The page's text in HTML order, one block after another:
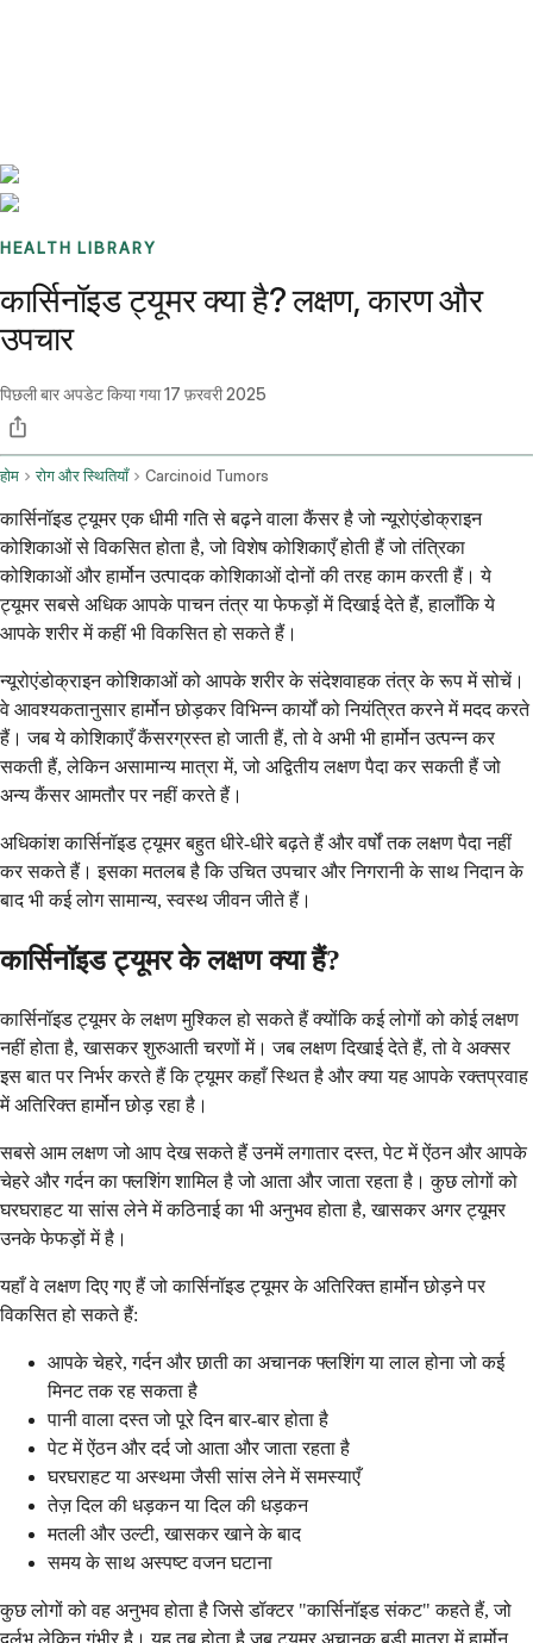
HEALTH LIBRARY
कार्सिनॉइड ट्यूमर क्या है? लक्षण, कारण और
उपचार
पिछली बार अपडेट किया गया17 फ़रवरी 2025
होम रोग और स्थितियाँ Carcinoid Tumors
कार्सिनॉइड ट्यूमर एक धीमी गति से बढ़ने वाला कैंसर है जो न्यूरोएंडोक्राइन
कोशिकाओं से विकसित होता है, जो विशेष कोशिकाएँ होती हैं जो तंत्रिका
कोशिकाओं और हार्मोन उत्पादक कोशिकाओं दोनों की तरह काम करती हैं। ये
ट्यूमर सबसे अधिक आपके पाचन तंत्र या फेफड़ों में दिखाई देते हैं, हालाँकि ये
आपके शरीर में कहीं भी विकसित हो सकते हैं।
न्यूरोएंडोक्राइन कोशिकाओं को आपके शरीर के संदेशवाहक तंत्र के रूप में सोचें।
वे आवश्यकतानुसार हार्मोन छोड़कर विभिन्न कार्यों को नियंत्रित करने में मदद करते
हैं। जब ये कोशिकाएँ कैंसरग्रस्त हो जाती हैं, तो वे अभी भी हार्मोन उत्पन्न कर
सकती हैं, लेकिन असामान्य मात्रा में, जो अद्वितीय लक्षण पैदा कर सकती हैं जो
अन्य कैंसर आमतौर पर नहीं करते हैं।
अधिकांश कार्सिनॉइड ट्यूमर बहुत धीरे-धीरे बढ़ते हैं और वर्षों तक लक्षण पैदा नहीं
कर सकते हैं। इसका मतलब है कि उचित उपचार और निगरानी के साथ निदान के
बाद भी कई लोग सामान्य, स्वस्थ जीवन जीते हैं।
कार्सिनॉइड ट्यूमर के लक्षण क्या हैं?
कार्सिनॉइड ट्यूमर के लक्षण मुश्किल हो सकते हैं क्योंकि कई लोगों को कोई लक्षण
नहीं होता है, खासकर शुरुआती चरणों में। जब लक्षण दिखाई देते हैं, तो वे अक्सर
इस बात पर निर्भर करते हैं कि ट्यूमर कहाँ स्थित है और क्या यह आपके रक्तप्रवाह
में अतिरिक्त हार्मोन छोड़ रहा है।
सबसे आम लक्षण जो आप देख सकते हैं उनमें लगातार दस्त, पेट में ऐंठन और आपके
चेहरे और गर्दन का फ्लशिंग शामिल है जो आता और जाता रहता है। कुछ लोगों को
घरघराहट या सांस लेने में कठिनाई का भी अनुभव होता है, खासकर अगर ट्यूमर
उनके फेफड़ों में है।
यहाँ वे लक्षण दिए गए हैं जो कार्सिनॉइड ट्यूमर के अतिरिक्त हार्मोन छोड़ने पर
विकसित हो सकते हैं:
आपके चेहरे, गर्दन और छाती का अचानक फ्लशिंग या लाल होना जो कई
मिनट तक रह सकता है
पानी वाला दस्त जो पूरे दिन बार-बार होता है
पेट में ऐंठन और दर्द जो आता और जाता रहता है
घरघराहट या अस्थमा जैसी सांस लेने में समस्याएँ
तेज़ दिल की धड़कन या दिल की धड़कन
मतली और उल्टी, खासकर खाने के बाद
समय के साथ अस्पष्ट वजन घटाना
कुछ लोगों को वह अनुभव होता है जिसे डॉक्टर "कार्सिनॉइड संकट" कहते हैं, जो
दुर्लभ लेकिन गंभीर है। यह तब होता है जब ट्यूमर अचानक बड़ी मात्रा में हार्मोन